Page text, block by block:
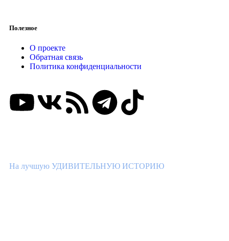
Полезное
О проекте
Обратная связь
Политика конфиденциальности
На лучшую УДИВИТЕЛЬНУЮ ИСТОРИЮ